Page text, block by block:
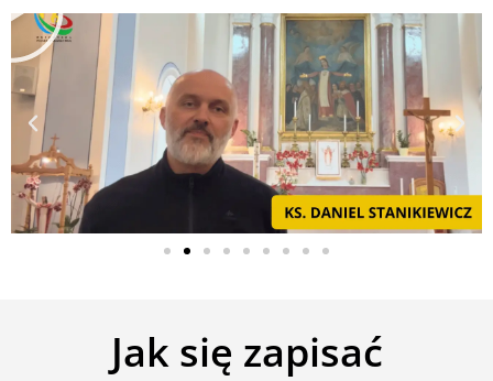
Jak się zapisać